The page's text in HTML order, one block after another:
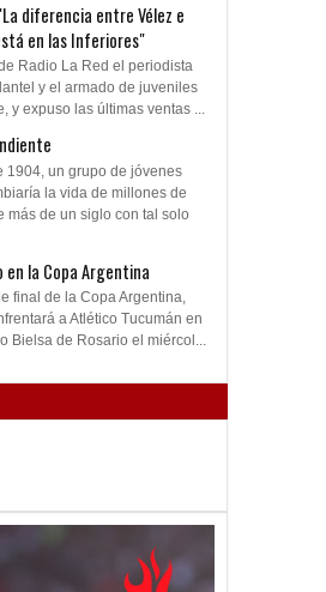
diferencia entre Vélez e
en las Inferiores"
Radio La Red el periodista
y el armado de juveniles
y expuso las últimas ventas ...
1904, un grupo de jóvenes
la vida de millones de
más de un siglo con tal solo
en la Copa Argentina
final de la Copa Argentina,
a Atlético Tucumán en
Bielsa de Rosario el miércol...